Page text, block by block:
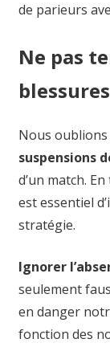
de parieurs
Ne pas
Nous
suspensions
d’un match.
est essentiel
stratégie.
Ignorer
seulement
en danger
fonction des